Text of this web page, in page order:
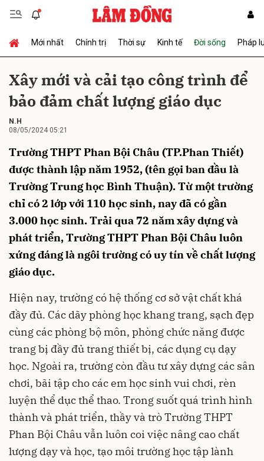
Mới nhất Chính trị Thời sự Kinh tế Đời sống Pháp
Xây mới và cải tạo công trình để
bảo đảm chất lượng giáo dục
N.H
08/05/2024 05:21
Trường THPT Phan Bội Châu (TP.Phan Thiết)
được thành lập năm 1952, (tên gọi ban đầu là
Trường Trung học Bình Thuận). Từ một trường
chỉ có 2 lớp với 110 học sinh, nay đã có gần
3.000 học sinh. Trải qua 72 năm xây dựng và
phát triển, Trường THPT Phan Bội Châu luôn
xứng đáng là ngôi trường có uy tín về chất lượng
giáo dục.
Hiện nay, trường có hệ thống cơ sở vật chất khá
đầy đủ. Các dãy phòng học khang trang, sạch đẹp
cùng các phòng bộ môn, phòng chức năng được
trang bị đầy đủ trang thiết bị, các dụng cụ dạy
học. Ngoài ra, trường còn đầu tư xây dựng các sân
chơi, bãi tập cho các em học sinh vui chơi, rèn
luyện thể dục thể thao. Trong suốt quá trình hình
thành và phát triển, thầy và trò Trường THPT
Phan Bội Châu vẫn luôn coi việc nâng cao chất
lượng dạy và học, tạo môi trường học tập lành
Gửi bình luận
Hủy